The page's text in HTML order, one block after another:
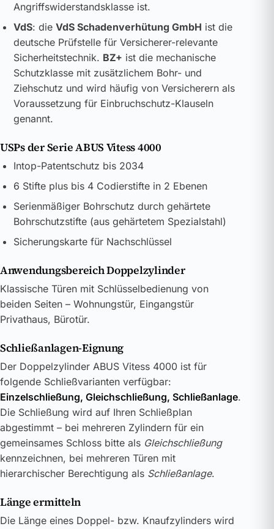
Angriffswiderstandsklasse ist.
VdS: die VdS Schadenverhütung GmbH ist die
deutsche Prüfstelle für Versicherer-relevante
Sicherheitstechnik. BZ+ ist die mechanische
Schutzklasse mit zusätzlichem Bohr- und
Ziehschutz und wird häufig von Versicherern als
Voraussetzung für Einbruchschutz-Klauseln
genannt.
USPs der Serie ABUS Vitess 4000
Intop-Patentschutz bis 2034
6 Stifte plus bis 4 Codierstifte in 2 Ebenen
Serienmäßiger Bohrschutz durch gehärtete
Bohrschutzstifte (aus gehärtetem Spezialstahl)
Sicherungskarte für Nachschlüssel
Anwendungsbereich Doppelzylinder
Klassische Türen mit Schlüsselbedienung von
beiden Seiten – Wohnungstür, Eingangstür
Privathaus, Bürotür.
Schließanlagen-Eignung
Der Doppelzylinder ABUS Vitess 4000 ist für
folgende Schließvarianten verfügbar:
Einzelschließung, Gleichschließung, Schließanlage.
Die Schließung wird auf Ihren Schließplan
abgestimmt – bei mehreren Zylindern für ein
gemeinsames Schloss bitte als Gleichschließung
kennzeichnen, bei mehreren Türen mit
hierarchischer Berechtigung als Schließanlage.
Länge ermitteln
Die Länge eines Doppel- bzw. Knaufzylinders wird